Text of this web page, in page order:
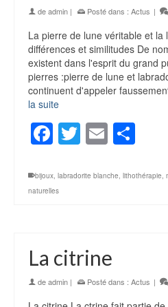
deadmin | Posté dans : Actus |
La pierre de lune véritable et la
différences et similitudes De
existent dans l'esprit du grand
pierres :pierre de lune et
continuent d'appeler
la suite
Facebook
Twitter
Email
bijoux, labradorite blanche, lithothérapie,
naturelles
La citrine
deadmin | Posté dans : Actus |